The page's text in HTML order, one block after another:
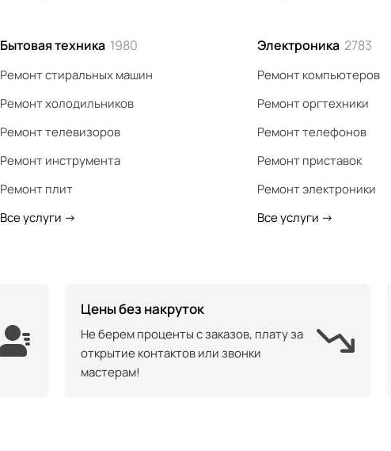
Бытовая техника 1980
Ремонт стиральных машин
Ремонт холодильников
Ремонт телевизоров
Ремонт инструмента
Ремонт плит
Все услуги ->
Электроника 2783
Ремонт компьютеров
Ремонт оргтехники
Ремонт телефонов
Ремонт приставок
Ремонт электроники
Все услуги ->
Цены без накруток
Не берем проценты с заказов, плату за
открытие контактов или звонки
мастерам!